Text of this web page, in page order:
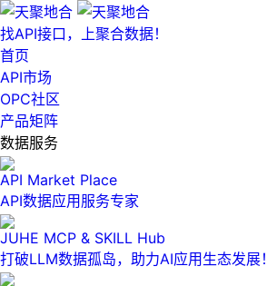
找API接口，上聚合数据！
首页
API市场
OPC社区
产品矩阵
数据服务
API Market Place
API数据应用服务专家
JUHE MCP & SKILL Hub
打破LLM数据孤岛，助力AI应用生态发展！